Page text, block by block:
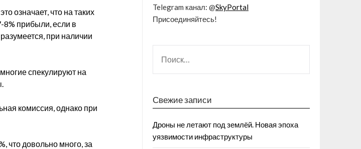
означает, что на таких
8% прибыли, если в
при наличии
спекулируют на
комиссия, однако при
что довольно много, за
Telegram канал: @SkyPortal
Присоединяйтесь!
Свежие записи
Дроны не летают под землёй. Новая эпоха
уязвимости инфраструктуры